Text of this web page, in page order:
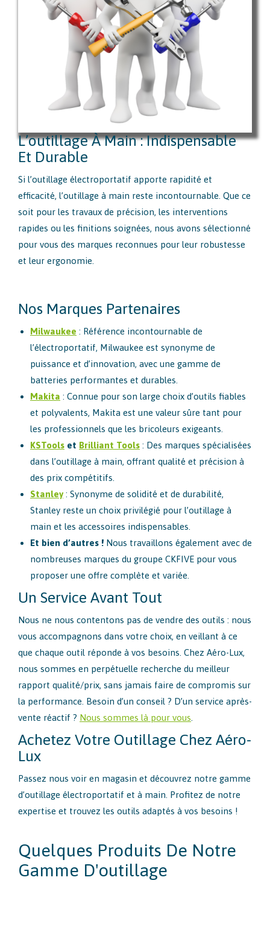
L’outillage À Main : Indispensable
Et Durable
Si l’outillage électroportatif apporte rapidité et
efficacité, l’outillage à main reste incontournable. Que ce
soit pour les travaux de précision, les interventions
rapides ou les finitions soignées, nous avons sélectionné
pour vous des marques reconnues pour leur robustesse
et leur ergonomie.
Nos Marques Partenaires
Milwaukee : Référence incontournable de
l’électroportatif, Milwaukee est synonyme de
puissance et d’innovation, avec une gamme de
batteries performantes et durables.
Makita : Connue pour son large choix d’outils fiables
et polyvalents, Makita est une valeur sûre tant pour
les professionnels que les bricoleurs exigeants.
KSTools et Brilliant Tools : Des marques spécialisées
dans l’outillage à main, offrant qualité et précision à
des prix compétitifs.
Stanley : Synonyme de solidité et de durabilité,
Stanley reste un choix privilégié pour l’outillage à
main et les accessoires indispensables.
Et bien d’autres ! Nous travaillons également avec de
nombreuses marques du groupe CKFIVE pour vous
proposer une offre complète et variée.
Un Service Avant Tout
Nous ne nous contentons pas de vendre des outils : nous
vous accompagnons dans votre choix, en veillant à ce
que chaque outil réponde à vos besoins. Chez Aéro-Lux,
nous sommes en perpétuelle recherche du meilleur
rapport qualité/prix, sans jamais faire de compromis sur
la performance. Besoin d’un conseil ? D’un service après-
vente réactif ? Nous sommes là pour vous
Achetez Votre Outillage Chez Aéro-
Lux
Passez nous voir en magasin et découvrez notre gamme
d’outillage électroportatif et à main. Profitez de notre
expertise et trouvez les outils adaptés à vos besoins !
Quelques Produits De Notre
Gamme D'outillage